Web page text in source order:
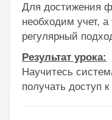
Для достижения
необходим учет,
регулярный
Результат урока:
Научитесь
получать доступ